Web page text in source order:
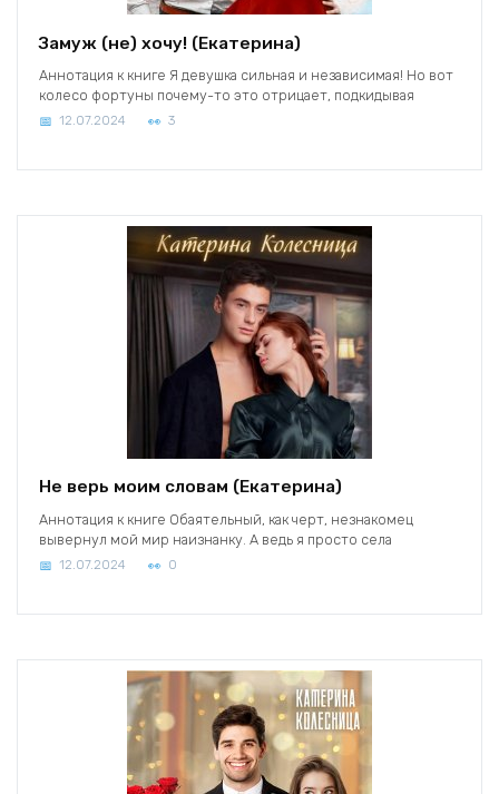
Замуж (не) хочу! (Екатерина)
Аннотация к книге Я девушка сильная и независимая! Но вот
колесо фортуны почему-то это отрицает, подкидывая
12.07.2024 3
Не верь моим словам (Екатерина)
Аннотация к книге Обаятельный, как черт, незнакомец
вывернул мой мир наизнанку. А ведь я просто села
12.07.2024 0